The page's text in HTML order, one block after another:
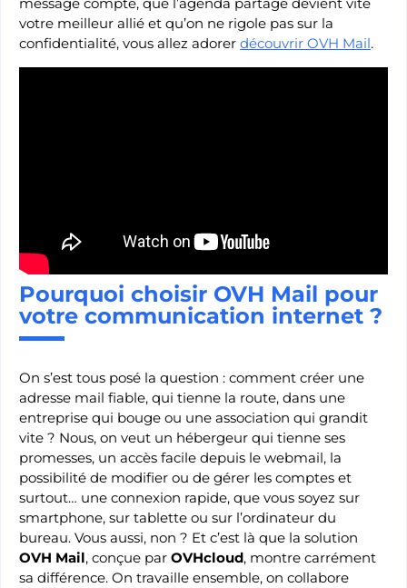
votre meilleur allié et qu’on ne rigole pas sur la
confidentialité, vous allez adorer découvrir OVH Mail.
Pourquoi choisir OVH Mail pour
votre communication internet ?
On s’est tous posé la question : comment créer une
adresse mail fiable, qui tienne la route, dans une
entreprise qui bouge ou une association qui grandit
vite ? Nous, on veut un hébergeur qui tienne ses
promesses, un accès facile depuis le webmail, la
possibilité de modifier ou de gérer les comptes et
surtout… une connexion rapide, que vous soyez sur
smartphone, sur tablette ou sur l’ordinateur du
bureau. Vous aussi, non ? Et c’est là que la solution
OVH Mail, conçue par OVHcloud, montre carrément
sa différence. On travaille ensemble, on collabore